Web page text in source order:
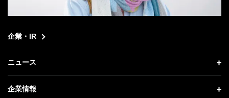
企業・IR
ニュース
ニュース トップ
企業情報